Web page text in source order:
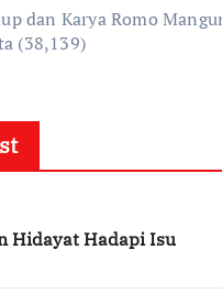
dan Karya Romo
(38,139)
Hidayat Hadapi Isu